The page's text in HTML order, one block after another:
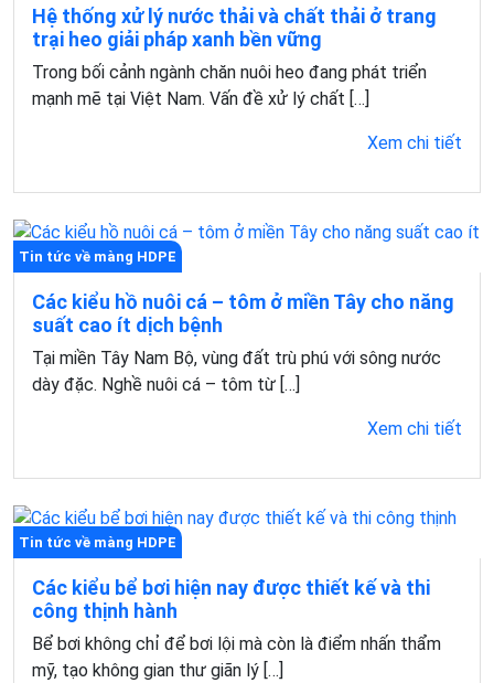
Hệ thống xử lý nước thải và chất thải ở trang
trại heo giải pháp xanh bền vững
Trong bối cảnh ngành chăn nuôi heo đang phát triển
mạnh mẽ tại Việt Nam. Vấn đề xử lý chất […]
Xem chi tiết
Tin tức về màng HDPE
Các kiểu hồ nuôi cá – tôm ở miền Tây cho năng
suất cao ít dịch bệnh
Tại miền Tây Nam Bộ, vùng đất trù phú với sông nước
dày đặc. Nghề nuôi cá – tôm từ […]
Xem chi tiết
Tin tức về màng HDPE
Các kiểu bể bơi hiện nay được thiết kế và thi
công thịnh hành
Bể bơi không chỉ để bơi lội mà còn là điểm nhấn thẩm
mỹ, tạo không gian thư giãn lý […]